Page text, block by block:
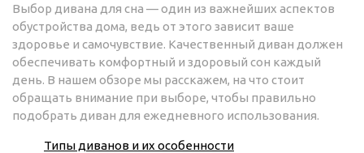
Выбор дивана для сна — один из важнейших аспектов
обустройства дома, ведь от этого зависит ваше
здоровье и самочувствие. Качественный диван должен
обеспечивать комфортный и здоровый сон каждый
день. В нашем обзоре мы расскажем, на что стоит
обращать внимание при выборе, чтобы правильно
подобрать диван для ежедневного использования.
Типы диванов и их особенности